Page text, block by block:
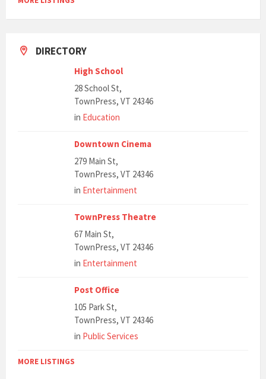
DIRECTORY
High School
28 School St,
TownPress, VT 24346
in Education
Downtown Cinema
279 Main St,
TownPress, VT 24346
in Entertainment
TownPress Theatre
67 Main St,
TownPress, VT 24346
in Entertainment
Post Office
105 Park St,
TownPress, VT 24346
in Public Services
MORE LISTINGS